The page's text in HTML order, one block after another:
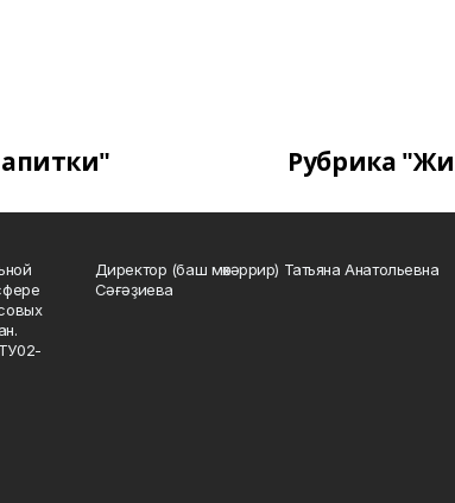
Рубрика
Директор (баш мөхәррир) Татьяна Анатольевна
Сәғәҙиева